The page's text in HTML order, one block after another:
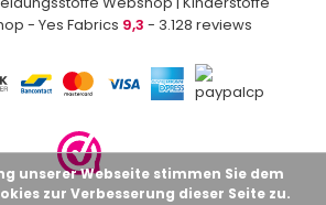
- Yes Fabrics 9,3 - 3.128 reviews
unserer Webseite stimmen Sie dem
zur Verbesserung dieser Seite zu.